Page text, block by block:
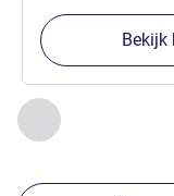
Vorige - Onze
Pagina ,
Bekijk